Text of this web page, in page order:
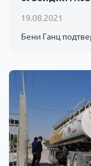
19.08.2021
Бени Ганц